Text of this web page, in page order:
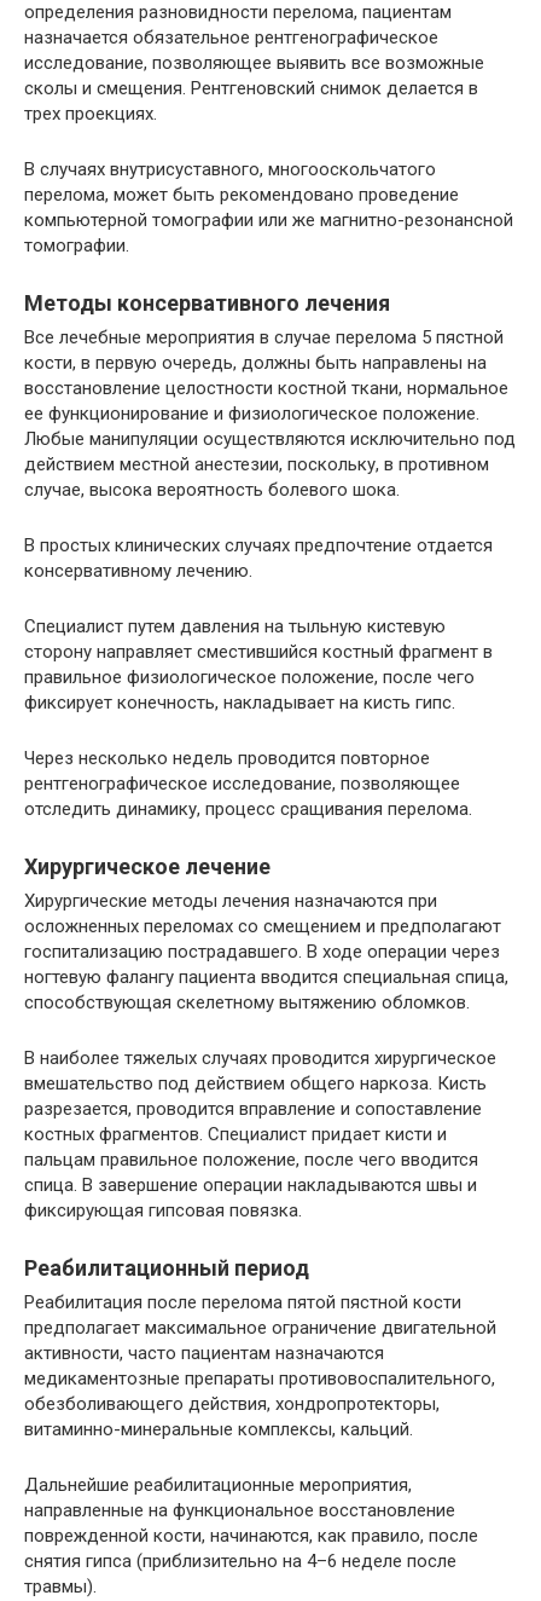
определения разновидности перелома, пациентам
назначается обязательное рентгенографическое
исследование, позволяющее выявить все возможные
сколы и смещения. Рентгеновский снимок делается в
трех проекциях.
В случаях внутрисуставного, многооскольчатого
перелома, может быть рекомендовано проведение
компьютерной томографии или же магнитно-резонансной
томографии.
Методы консервативного лечения
Все лечебные мероприятия в случае перелома 5 пястной
кости, в первую очередь, должны быть направлены на
восстановление целостности костной ткани, нормальное
ее функционирование и физиологическое положение.
Любые манипуляции осуществляются исключительно под
действием местной анестезии, поскольку, в противном
случае, высока вероятность болевого шока.
В простых клинических случаях предпочтение отдается
консервативному лечению.
Специалист путем давления на тыльную кистевую
сторону направляет сместившийся костный фрагмент в
правильное физиологическое положение, после чего
фиксирует конечность, накладывает на кисть гипс.
Через несколько недель проводится повторное
рентгенографическое исследование, позволяющее
отследить динамику, процесс сращивания перелома.
Хирургическое лечение
Хирургические методы лечения назначаются при
осложненных переломах со смещением и предполагают
госпитализацию пострадавшего. В ходе операции через
ногтевую фалангу пациента вводится специальная спица,
способствующая скелетному вытяжению обломков.
В наиболее тяжелых случаях проводится хирургическое
вмешательство под действием общего наркоза. Кисть
разрезается, проводится вправление и сопоставление
костных фрагментов. Специалист придает кисти и
пальцам правильное положение, после чего вводится
спица. В завершение операции накладываются швы и
фиксирующая гипсовая повязка.
Реабилитационный период
Реабилитация после перелома пятой пястной кости
предполагает максимальное ограничение двигательной
активности, часто пациентам назначаются
медикаментозные препараты противовоспалительного,
обезболивающего действия, хондропротекторы,
витаминно-минеральные комплексы, кальций.
Дальнейшие реабилитационные мероприятия,
направленные на функциональное восстановление
поврежденной кости, начинаются, как правило, после
снятия гипса (приблизительно на 4–6 неделе после
травмы).